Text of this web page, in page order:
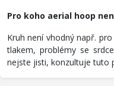
Pro koho aerial hoop
Kruh není vhodný např.
tlakem, problémy se
nejste jisti, konzultuje tuto